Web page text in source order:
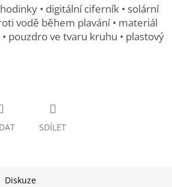
• digitální ciferník • solární
vodě během plavání • materiál
pouzdro ve tvaru kruhu • plastový
SDÍLET
Diskuze